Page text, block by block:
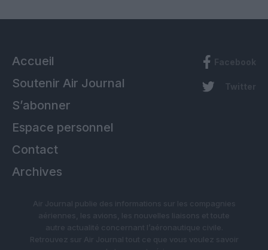
Accueil
Soutenir Air Journal
S’abonner
Espace personnel
Contact
Archives